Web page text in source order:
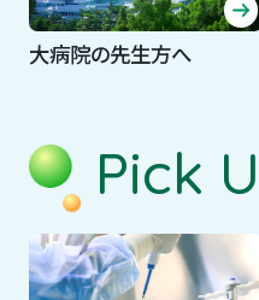
大病院の先生方へ
Pick